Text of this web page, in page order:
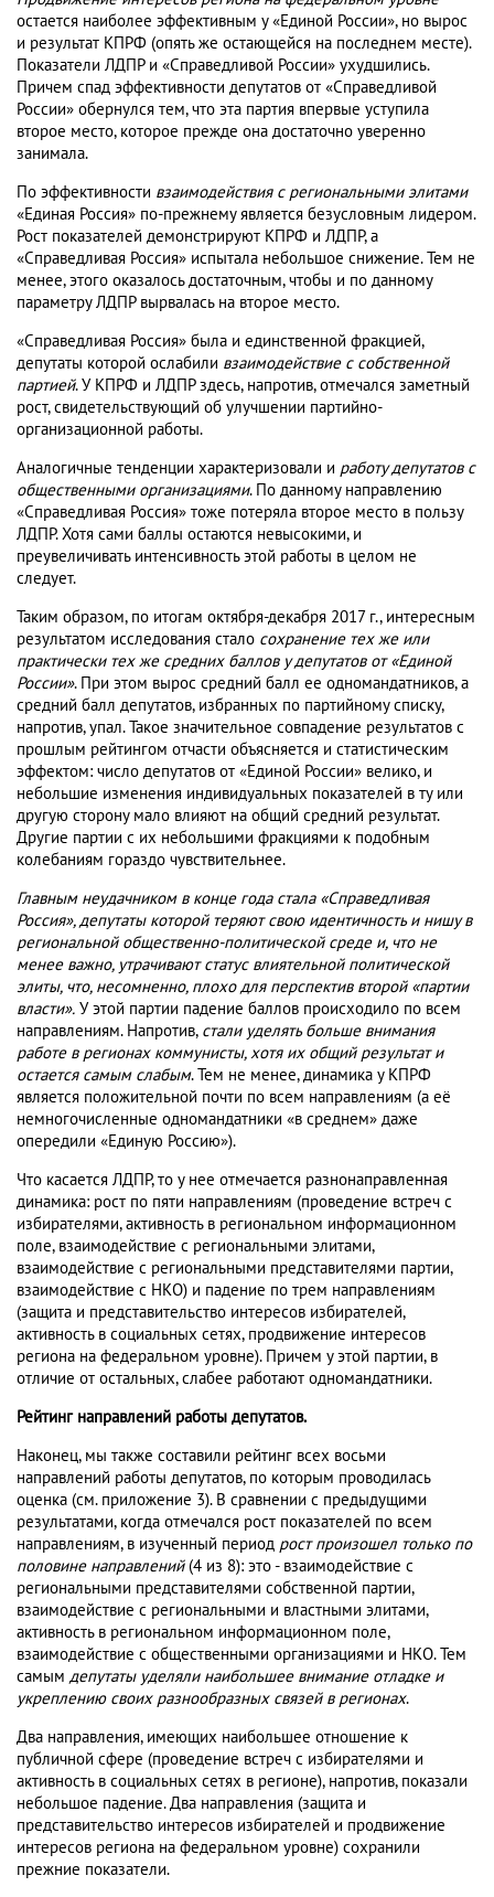
остается наиболее эффективным у «Единой России», но вырос
и результат КПРФ (опять же остающейся на последнем месте).
Показатели ЛДПР и «Справедливой России» ухудшились.
Причем спад эффективности депутатов от «Справедливой
России» обернулся тем, что эта партия впервые уступила
второе место, которое прежде она достаточно уверенно
занимала.
По эффективности взаимодействия с региональными элитами
«Единая Россия» по-прежнему является безусловным лидером.
Рост показателей демонстрируют КПРФ и ЛДПР, а
«Справедливая Россия» испытала небольшое снижение. Тем не
менее, этого оказалось достаточным, чтобы и по данному
параметру ЛДПР вырвалась на второе место.
«Справедливая Россия» была и единственной фракцией,
депутаты которой ослабили взаимодействие с собственной
партией. У КПРФ и ЛДПР здесь, напротив, отмечался заметный
рост, свидетельствующий об улучшении партийно-
организационной работы.
Аналогичные тенденции характеризовали и работу депутатов с
общественными организациями. По данному направлению
«Справедливая Россия» тоже потеряла второе место в пользу
ЛДПР. Хотя сами баллы остаются невысокими, и
преувеличивать интенсивность этой работы в целом не
следует.
Таким образом, по итогам октября-декабря 2017 г., интересным
результатом исследования стало сохранение тех же или
практически тех же средних баллов у депутатов от «Единой
России». При этом вырос средний балл ее одномандатников, а
средний балл депутатов, избранных по партийному списку,
напротив, упал. Такое значительное совпадение результатов с
прошлым рейтингом отчасти объясняется и статистическим
эффектом: число депутатов от «Единой России» велико, и
небольшие изменения индивидуальных показателей в ту или
другую сторону мало влияют на общий средний результат.
Другие партии с их небольшими фракциями к подобным
колебаниям гораздо чувствительнее.
Главным неудачником в конце года стала «Справедливая
Россия», депутаты которой теряют свою идентичность и нишу в
региональной общественно-политической среде и, что не
менее важно, утрачивают статус влиятельной политической
элиты, что, несомненно, плохо для перспектив второй «партии
власти». У этой партии падение баллов происходило по всем
направлениям. Напротив, стали уделять больше внимания
работе в регионах коммунисты, хотя их общий результат и
остается самым слабым. Тем не менее, динамика у КПРФ
является положительной почти по всем направлениям (а её
немногочисленные одномандатники «в среднем» даже
опередили «Единую Россию»).
Что касается ЛДПР, то у нее отмечается разнонаправленная
динамика: рост по пяти направлениям (проведение встреч с
избирателями, активность в региональном информационном
поле, взаимодействие с региональными элитами,
взаимодействие с региональными представителями партии,
взаимодействие с НКО) и падение по трем направлениям
(защита и представительство интересов избирателей,
активность в социальных сетях, продвижение интересов
региона на федеральном уровне). Причем у этой партии, в
отличие от остальных, слабее работают одномандатники.
Рейтинг направлений работы депутатов.
Наконец, мы также составили рейтинг всех восьми
направлений работы депутатов, по которым проводилась
оценка (см. приложение 3). В сравнении с предыдущими
результатами, когда отмечался рост показателей по всем
направлениям, в изученный период рост произошел только по
половине направлений(4 из 8): это - взаимодействие с
региональными представителями собственной партии,
взаимодействие с региональными и властными элитами,
активность в региональном информационном поле,
взаимодействие с общественными организациями и НКО. Тем
самым депутаты уделяли наибольшее внимание отладке и
укреплению своих разнообразных связей в регионах.
Два направления, имеющих наибольшее отношение к
публичной сфере (проведение встреч с избирателями и
активность в социальных сетях в регионе), напротив, показали
небольшое падение. Два направления (защита и
представительство интересов избирателей и продвижение
интересов региона на федеральном уровне) сохранили
прежние показатели.